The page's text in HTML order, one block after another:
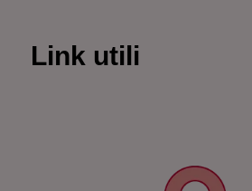
Link utili